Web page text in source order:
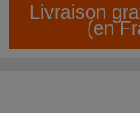
Livraison
(en